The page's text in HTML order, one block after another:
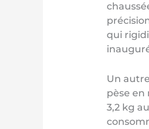
qui
Un
pèse en
3,2 kg